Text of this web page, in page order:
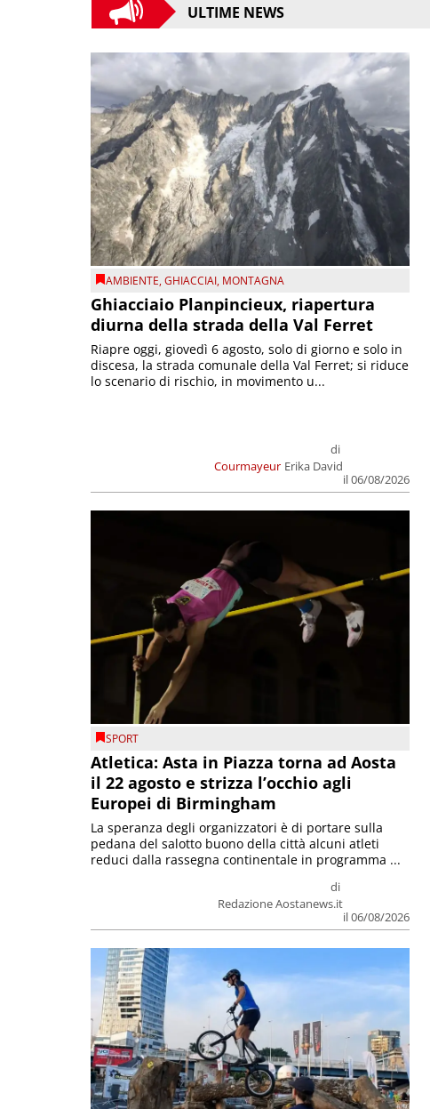
ULTIME NEWS
AMBIENTE,GHIACCIAI, MONTAGNA
Ghiacciaio Planpincieux, riapertura
diurna della strada della Val Ferret
Courmayeur
di
Erika David
il 06/08/2026
Riapre oggi, giovedì 6 agosto, solo di giorno e solo in
discesa, la strada comunale della Val Ferret; si riduce
lo scenario di rischio, in movimento u...
SPORT
Atletica: Asta in Piazza torna ad Aosta
il 22 agosto e strizza l’occhio agli
Europei di Birmingham
di
Redazione Aostanews.it
il 06/08/2026
La speranza degli organizzatori è di portare sulla
pedana del salotto buono della città alcuni atleti
reduci dalla rassegna continentale in programma ...